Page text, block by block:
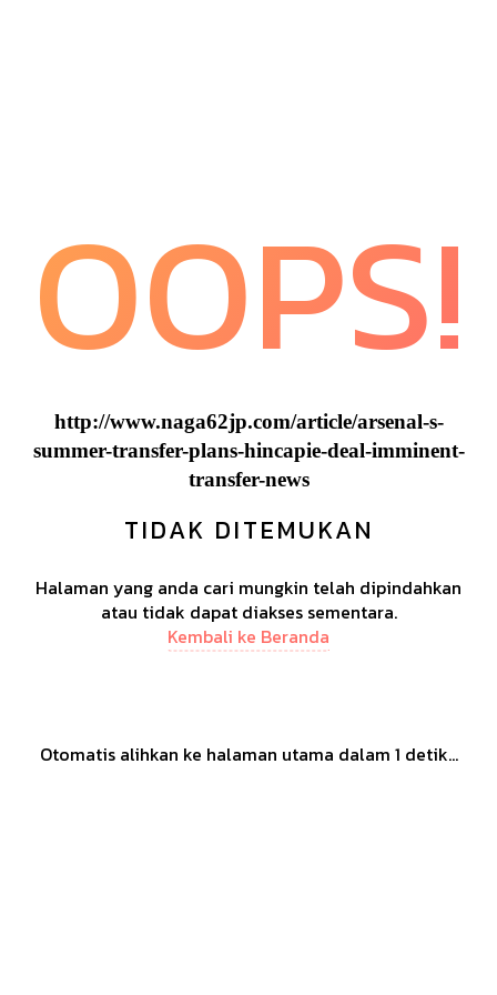
OOPS!
http://www.naga62jp.com/article/arsenal-s-
summer-transfer-plans-hincapie-deal-imminent-
transfer-news
TIDAK DITEMUKAN
Halaman yang anda cari mungkin telah dipindahkan
atau tidak dapat diakses sementara.
Kembali ke Beranda
Otomatis alihkan ke halaman utama dalam 1 detik...